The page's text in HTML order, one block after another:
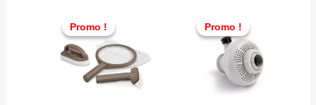
Promo !
Promo !initial
était :
TND
229,000.
Promo !
Promo !initial
était :
TND
99,000.